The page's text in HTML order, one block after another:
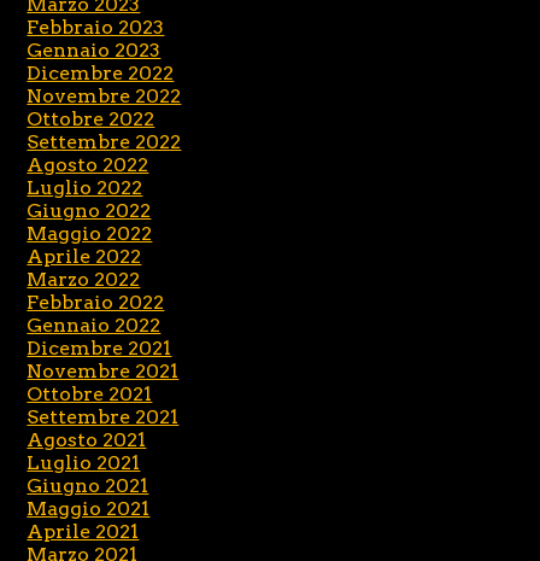
Febbraio 2023
Gennaio 2023
Dicembre 2022
Novembre 2022
Ottobre 2022
Settembre 2022
Agosto 2022
Luglio 2022
Giugno 2022
Maggio 2022
Aprile 2022
Marzo 2022
Febbraio 2022
Gennaio 2022
Dicembre 2021
Novembre 2021
Ottobre 2021
Settembre 2021
Agosto 2021
Luglio 2021
Giugno 2021
Maggio 2021
Aprile 2021
Marzo 2021